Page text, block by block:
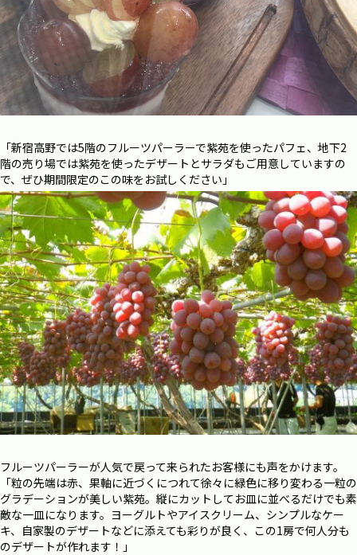
「新宿高野では5階のフルーツパーラーで紫苑を使ったパフェ、地下2
階の売り場では紫苑を使ったデザートとサラダもご用意していますの
で、ぜひ期間限定のこの味をお試しください」
フルーツパーラーが人気で戻って来られたお客様にも声をかけます。
「粒の先端は赤、果軸に近づくにつれて徐々に緑色に移り変わる一粒の
グラデーションが美しい紫苑。 縦にカットしてお皿に並べるだけでも素
敵な一皿になります。ヨーグルトやアイスクリーム、シンプルなケー
キ、自家製のデザートなどに添えても彩りが良く、この1房で何人分も
のデザートが作れます！」